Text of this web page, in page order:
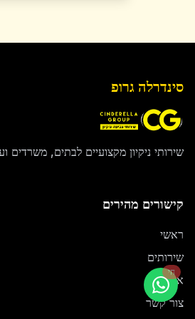
סינדרלה גרופ
שירותי ניקיון מקצועיים לבתים, משרדים
קישורים מהירים
ראשי
שירותים
אודות
צור קשר
חי